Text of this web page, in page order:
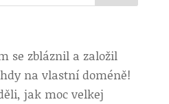
se zbláznil a založil
na vlastní doméně!
jak moc velkej